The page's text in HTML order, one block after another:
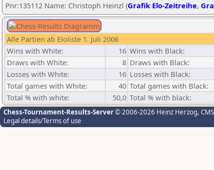
Pnr:135112 Name: Christoph Heinzl (Grafik Elo-Zeitreihe,
Alle Partien ab Eloliste 1. Juli 2006
Wins with White:
16 Wins with Black:
Draws with White:
8 Draws with Black:
Losses with White:
16 Losses with Black:
Total games with White:
40 Total games with Black:
Total % with white:
50,0 Total % with black:
Chess-Tournament-Results-Server© 2006-2026 Heinz Herzog,
Legal details/Terms of use